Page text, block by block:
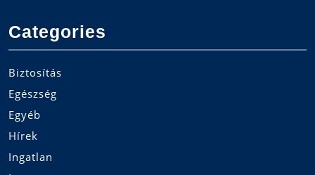
Categories
Biztosítás
Egészség
Egyéb
Hírek
Ingatlan